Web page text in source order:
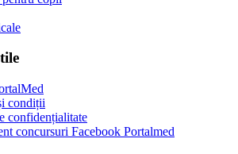
condiții
confidențialitate
concursuri Facebook Portalmed